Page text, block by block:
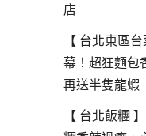
店
【 台北東區
幕！超狂麵包
再送半隻龍蝦
【 台北飯糰